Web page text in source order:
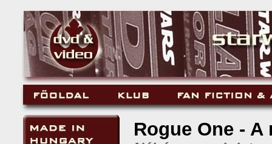
Rogue One -